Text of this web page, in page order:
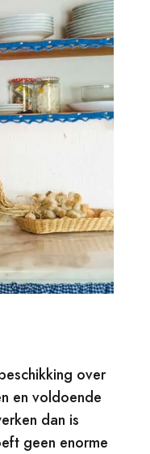
over
en voldoende
dan is
geen enorme